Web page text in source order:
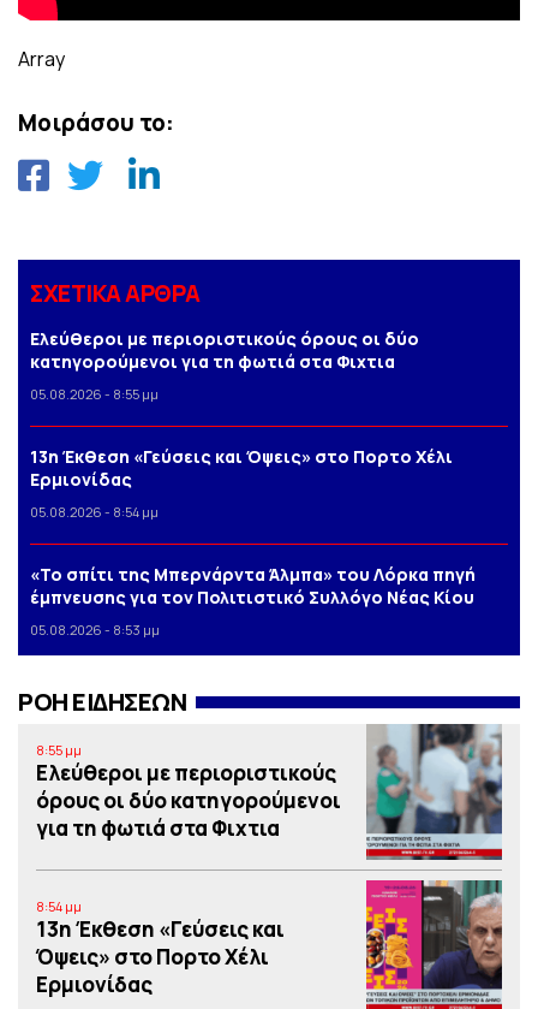
Array
Μοιράσου το:
ΣΧΕΤΙΚΑ ΑΡΘΡΑ
Ελεύθεροι με περιοριστικούς όρους οι δύο
κατηγορούμενοι για τη φωτιά στα Φιχτια
05.08.2026 - 8:55 μμ
13η Έκθεση «Γεύσεις και Όψεις» στο Πορτο Xέλι
Ερμιονίδας
05.08.2026 - 8:54 μμ
«Το σπίτι της Μπερνάρντα Άλμπα» του Λόρκα πηγή
έμπνευσης για τον Πολιτιστικό Συλλόγο Νέας Κίου
05.08.2026 - 8:53 μμ
ΡΟΗ ΕΙΔΗΣΕΩΝ
8:55 μμ
Ελεύθεροι με περιοριστικούς
όρους οι δύο κατηγορούμενοι
για τη φωτιά στα Φιχτια
8:54 μμ
13η Έκθεση «Γεύσεις και
Όψεις» στο Πορτο Xέλι
Ερμιονίδας